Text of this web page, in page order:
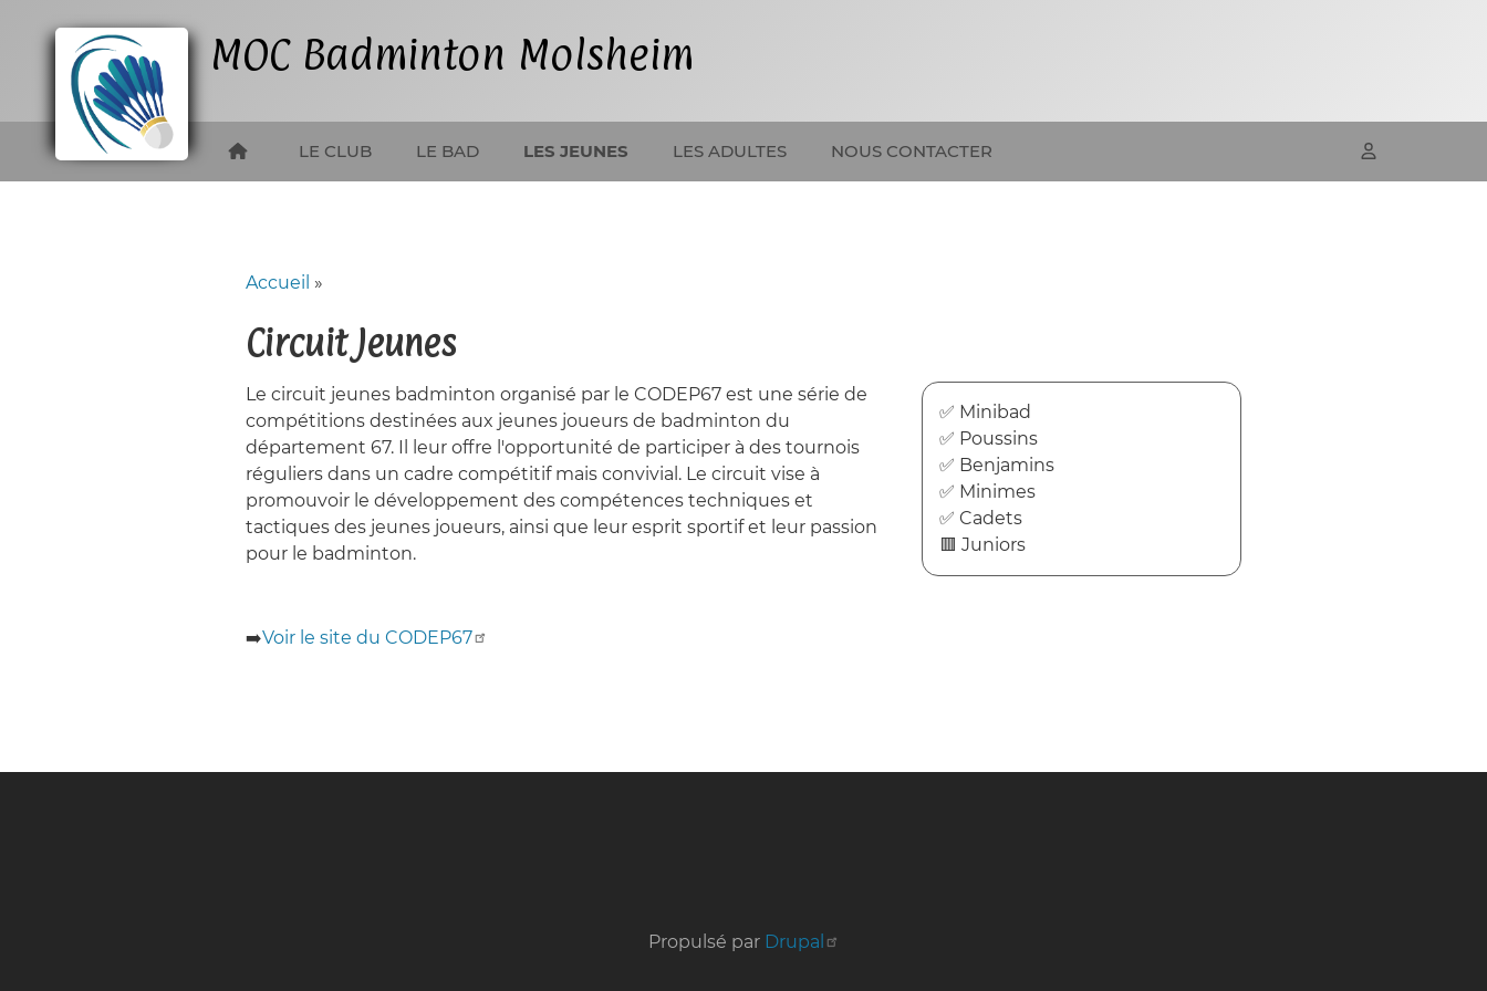
contenu
principal
MOC Badminton Molsheim
LE CLUB LE BAD LES JEUNES LES ADULTES NOUS CONTACTER
d'Ariane
Accueil
Circuit Jeunes
Le circuit jeunes badminton organisé par le CODEP67 est une série de
compétitions destinées aux jeunes joueurs de badminton du
département 67. Il leur offre l'opportunité de participer à des tournois
réguliers dans un cadre compétitif mais convivial. Le circuit vise à
promouvoir le développement des compétences techniques et
tactiques des jeunes joueurs, ainsi que leur esprit sportif et leur passion
pour le badminton.
✅ Minibad
✅ Poussins
✅ Benjamins
✅ Minimes
✅ Cadets
🟥 Juniors
➡️Voir le site du CODEP67
Propulsé par Drupal